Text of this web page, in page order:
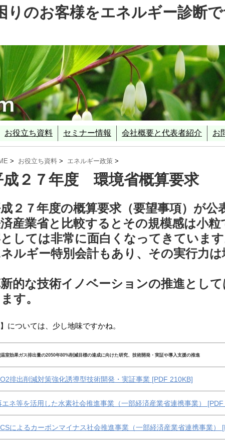
のお客様をエネルギー診断
ナル
お役立ち資料
エネルギー政策
平成２５年度 経済産業省・環境省 補正予算
平成２７年度 経済産業省
平成２７年度 環境省概算要求
省エネルギー診断に使える補助事業 平成２７年度環境省「経済性を重視
補助金採択分析
セミナー情報 会社概要と代表者紹介 お
> お役立ち資料 > エネルギー政策 >
成２７年度 環境省概算要求
２７年度の概算要求（要望事項）が公
産業省と比較するとその規模感は小
しては非常に面白くなってきています
ルギー特別会計もあり、その実行力は
的な技術イノベーションの推進とし
す。
】については、少し地味ですかね。
室効果ガス排出量の2050年80%削減目標の達成に向けた研究、技術開発・実証や導入支援の推進
排出削減対策強化誘導型技術開発・実証事業 [PDF 210KB]
エネ等を活用した水素社会推進事業（一部経済産業省連携事業） [PDF
によるカーボンマイナス社会推進事業（一部経済産業省連携事業）